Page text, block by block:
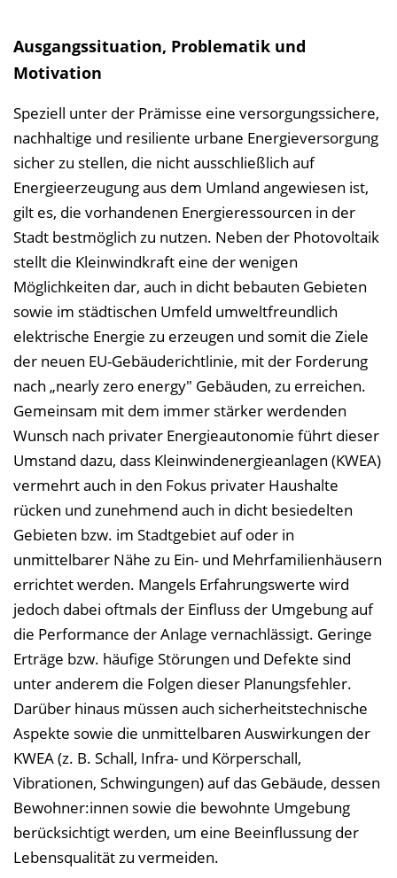
e
n
e
Ausgangssituation, Problematik und
Motivation
Speziell unter der Prämisse eine versorgungssichere,
nachhaltige und resiliente urbane Energieversorgung
sicher zu stellen, die nicht ausschließlich auf
Energieerzeugung aus dem Umland angewiesen ist,
gilt es, die vorhandenen Energieressourcen in der
Stadt bestmöglich zu nutzen. Neben der Photovoltaik
stellt die Kleinwindkraft eine der wenigen
Möglichkeiten dar, auch in dicht bebauten Gebieten
sowie im städtischen Umfeld umweltfreundlich
elektrische Energie zu erzeugen und somit die Ziele
der neuen EU-Gebäuderichtlinie, mit der Forderung
nach „nearly zero energy" Gebäuden, zu erreichen.
Gemeinsam mit dem immer stärker werdenden
Wunsch nach privater Energieautonomie führt dieser
Umstand dazu, dass Kleinwindenergieanlagen (KWEA)
vermehrt auch in den Fokus privater Haushalte
rücken und zunehmend auch in dicht besiedelten
Gebieten bzw. im Stadtgebiet auf oder in
unmittelbarer Nähe zu Ein- und Mehrfamilienhäusern
errichtet werden. Mangels Erfahrungswerte wird
jedoch dabei oftmals der Einfluss der Umgebung auf
die Performance der Anlage vernachlässigt. Geringe
Erträge bzw. häufige Störungen und Defekte sind
unter anderem die Folgen dieser Planungsfehler.
Darüber hinaus müssen auch sicherheitstechnische
Aspekte sowie die unmittelbaren Auswirkungen der
KWEA (z. B. Schall, Infra- und Körperschall,
Vibrationen, Schwingungen) auf das Gebäude, dessen
Bewohner:innen sowie die bewohnte Umgebung
berücksichtigt werden, um eine Beeinflussung der
Lebensqualität zu vermeiden.